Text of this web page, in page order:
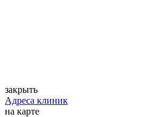
закрыть
Адреса клиник
на карте